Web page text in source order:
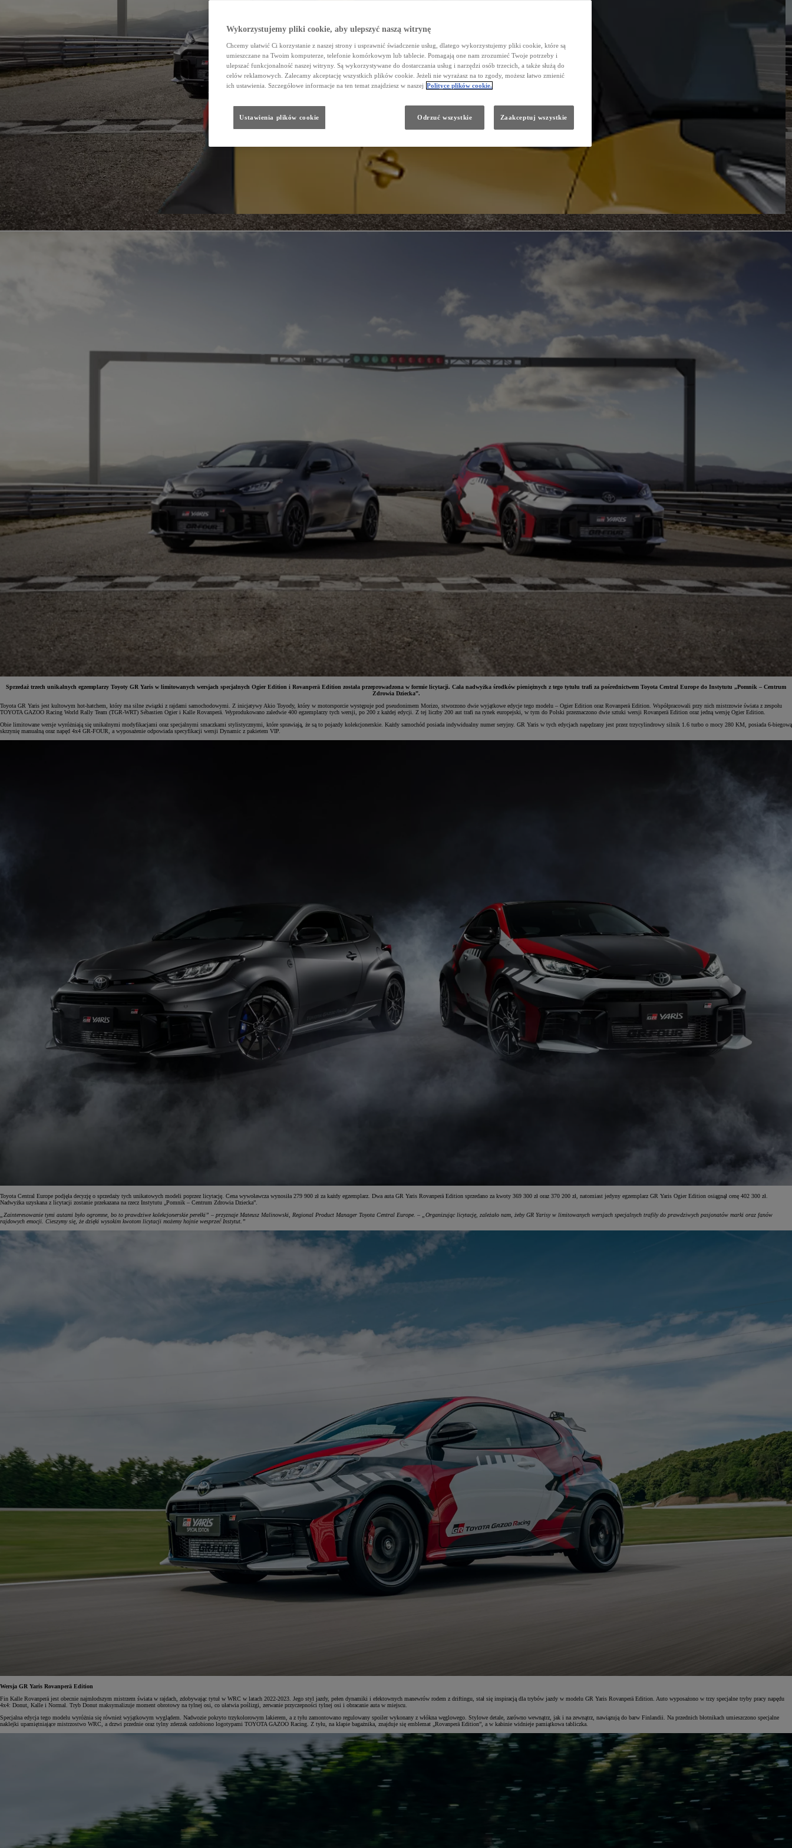
Od81 900 zł
Yaris Cross
HYBRID
Sprzedaż trzech unikalnych egzemplarzy Toyoty GR Yaris w limitowanych wersjach specjalnych Ogier Edition i Rovanperä Edition została przeprowadzona w formie licytacji. Cała nadwyżka środków pieniężnych z tego tytułu trafi za pośrednictwem Toyota Central Europe do Instytutu „Pomnik – Centrum
Zdrowia Dziecka”.
Toyota GR Yaris jest kultowym hot-hatchem, który ma silne związki z rajdami samochodowymi. Z inicjatywy Akio Toyody, który w motorsporcie występuje pod pseudonimem Morizo, stworzono dwie wyjątkowe edycje tego modelu – Ogier Edition oraz Rovanperä Edition. Współpracowali przy nich mistrzowie świata z zespołu
TOYOTA GAZOO Racing World Rally Team (TGR-WRT) Sébastien Ogier i Kalle Rovanperä. Wyprodukowano zaledwie 400 egzemplarzy tych wersji, po 200 z każdej edycji. Z tej liczby 200 aut trafi na rynek europejski, w tym do Polski przeznaczono dwie sztuki wersji Rovanperä Edition oraz jedną wersję Ogier Edition.
Obie limitowane wersje wyróżniają się unikalnymi modyfikacjami oraz specjalnymi smaczkami stylistycznymi, które sprawiają, że są to pojazdy kolekcjonerskie. Każdy samochód posiada indywidualny numer seryjny. GR Yaris w tych edycjach napędzany jest przez trzycylindrowy silnik 1.6 turbo o mocy 280 KM, posiada 6-biegową
skrzynię manualną oraz napęd 4x4 GR-FOUR, a wyposażenie odpowiada specyfikacji wersji Dynamic z pakietem VIP.
Toyota Central Europe podjęła decyzję o sprzedaży tych unikatowych modeli poprzez licytację. Cena wywoławcza wynosiła 279 900 zł za każdy egzemplarz. Dwa auta GR Yaris Rovanperä Edition sprzedano za kwoty 369 300 zł oraz 370 200 zł, natomiast jedyny egzemplarz GR Yaris Ogier Edition osiągnął cenę 402 300 zł.
Nadwyżka uzyskana z licytacji zostanie przekazana na rzecz Instytutu „Pomnik – Centrum Zdrowia Dziecka”.
„Zainteresowanie tymi autami było ogromne, bo to prawdziwe kolekcjonerskie perełki” – przyznaje Mateusz Malinowski, Regional Product Manager Toyota Central Europe. – „Organizując licytację, zależało nam, żeby GR Yarisy w limitowanych wersjach specjalnych trafiły do prawdziwych pasjonatów marki oraz fanów
rajdowych emocji. Cieszymy się, że dzięki wysokim kwotom licytacji możemy hojnie wesprzeć Instytut.”
Wersja GR Yaris Rovanperä Edition
Fin Kalle Rovanperä jest obecnie najmłodszym mistrzem świata w rajdach, zdobywając tytuł w WRC w latach 2022-2023. Jego styl jazdy, pełen dynamiki i efektownych manewrów rodem z driftingu, stał się inspiracją dla trybów jazdy w modelu GR Yaris Rovanperä Edition. Auto wyposażono w trzy specjalne tryby pracy napędu
4x4: Donut, Kalle i Normal. Tryb Donut maksymalizuje moment obrotowy na tylnej osi, co ułatwia poślizgi, zerwanie przyczepności tylnej osi i obracanie auta w miejscu.
Specjalna edycja tego modelu wyróżnia się również wyjątkowym wyglądem. Nadwozie pokryto trzykolorowym lakierem, a z tyłu zamontowano regulowany spoiler wykonany z włókna węglowego. Stylowe detale, zarówno wewnątrz, jak i na zewnątrz, nawiązują do barw Finlandii. Na przednich błotnikach umieszczono specjalne
naklejki upamiętniające mistrzostwo WRC, a drzwi przednie oraz tylny zderzak ozdobiono logotypami TOYOTA GAZOO Racing. Z tyłu, na klapie bagażnika, znajduje się emblemat „Rovanperä Edition”, a w kabinie widnieje pamiątkowa tabliczka.
Wykorzystujemy pliki cookie, aby ulepszyć naszą witrynę
Chcemy ułatwić Ci korzystanie z naszej strony i usprawnić świadczenie usług, dlatego wykorzystujemy pliki cookie, które są
umieszczane na Twoim komputerze, telefonie komórkowym lub tablecie. Pomagają one nam zrozumieć Twoje potrzeby i
ulepszać funkcjonalność naszej witryny. Są wykorzystywane do dostarczania usług i narzędzi osób trzecich, a także służą do
celów reklamowych. Zalecamy akceptację wszystkich plików cookie. Jeżeli nie wyrażasz na to zgody, możesz łatwo zmienić
ich ustawienia. Szczegółowe informacje na ten temat znajdziesz w naszej Polityce plików cookie.
Ustawienia plików cookie Odrzuć wszystkie Zaakceptuj wszystkie